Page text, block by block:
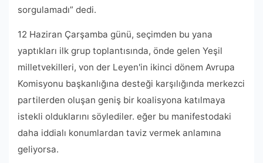
sorgulamadı” dedi.
12 Haziran Çarşamba günü, seçimden bu yana
yaptıkları ilk grup toplantısında, önde gelen Yeşil
milletvekilleri, von der Leyen'in ikinci dönem Avrupa
Komisyonu başkanlığına desteği karşılığında merkezci
partilerden oluşan geniş bir koalisyona katılmaya
istekli olduklarını söylediler. eğer bu manifestodaki
daha iddialı konumlardan taviz vermek anlamına
geliyorsa.